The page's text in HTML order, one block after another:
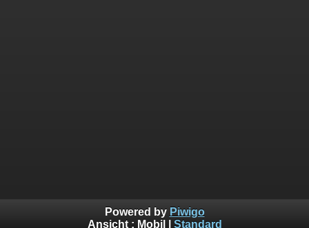
Powered by Piwigo
Ansicht : Mobil Standard